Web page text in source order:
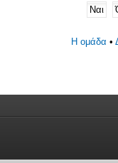
Η ομάδα •